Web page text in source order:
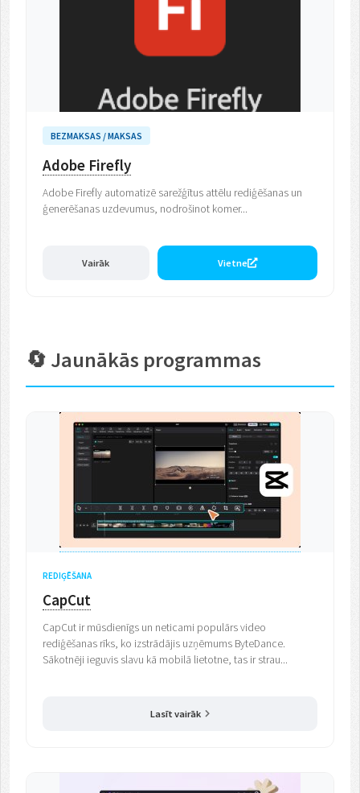
BEZMAKSAS / MAKSAS
Adobe Firefly
Adobe Firefly automatizē sarežģītus attēlu rediģēšanas un
ģenerēšanas uzdevumus, nodrošinot komer...
Vairāk Vietne
🔄 Jaunākās programmas
REDIĢĒŠANA
CapCut
CapCut ir mūsdienīgs un neticami populārs video
rediģēšanas rīks, ko izstrādājis uzņēmums ByteDance.
Sākotnēji ieguvis slavu kā mobilā lietotne, tas ir strau...
Lasīt vairāk